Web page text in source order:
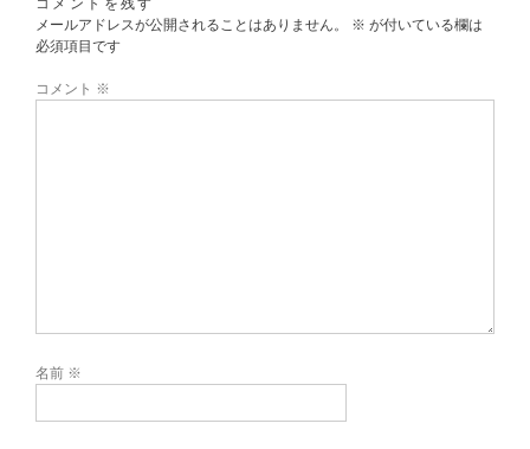
メールアドレスが公開されることはありません。
※ が付いている欄は
必須項目です
コメント ※
名前 ※